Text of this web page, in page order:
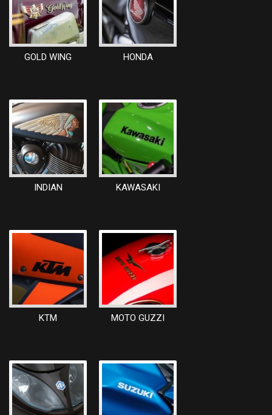
GOLD WING HONDA
INDIAN KAWASAKI
KTM MOTO GUZZI